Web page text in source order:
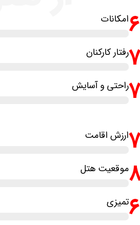
امکانات
رفتار کارکنان
راحتی و آسایش
ارزش اقامت
موقعیت هتل
تمیزی